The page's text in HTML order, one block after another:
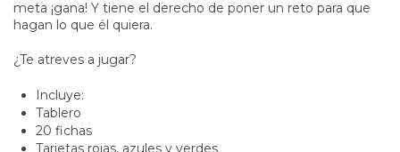
meta ¡gana! Y tiene el derecho de poner un reto para que
hagan lo que él quiera.
¿Te atreves a jugar?
Incluye:
Tablero
20 fichas
Tarjetas rojas, azules y verdes